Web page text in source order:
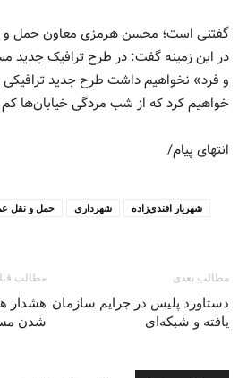
گفتنی است؛ محسن هرمزی معاون حمل و
در این زمینه گفت: در طرح ترافیک جدید
و فرد» نخواهیم داشت طرح جدید
خواهیم کرد که از شب مردگی خیابان‌ها
انتهای پیام/
حمل و نقل شهرداری
شهريار افندی‌زاده
مطالب
هشدار
شدن
مطالب بعدی
دستاورد پلیس در جرایم سازمان
یافته و شبکه‌ای